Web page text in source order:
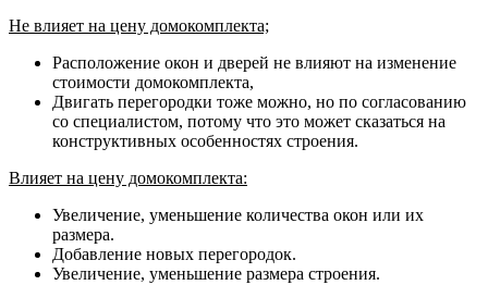
Не влияет на цену домокомплекта;
Расположение окон и дверей не влияют на изменение
стоимости домокомплекта,
Двигать перегородки тоже можно, но по согласованию
со специалистом, потому что это может сказаться на
конструктивных особенностях строения.
Влияет на цену домокомплекта:
Увеличение, уменьшение количества окон или их
размера.
Добавление новых перегородок.
Увеличение, уменьшение размера строения.